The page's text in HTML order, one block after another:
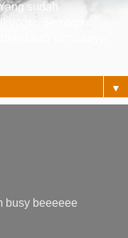
sudah
Semoga
▼
busy beeeeee